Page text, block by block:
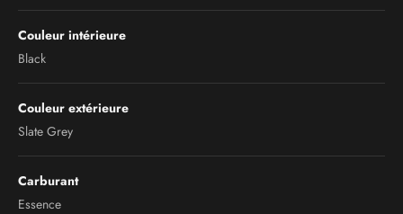
Couleur intérieure
Black
Couleur extérieure
Slate Grey
Carburant
Essence